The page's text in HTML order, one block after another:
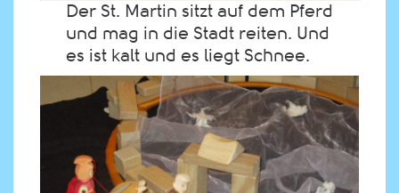
Der St. Martin sitzt auf dem Pferd
und mag in die Stadt reiten. Und
es ist kalt und es liegt Schnee.